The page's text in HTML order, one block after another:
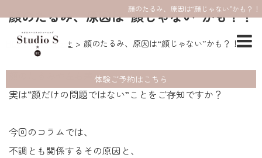
顔のたるみ、原因は“顔じゃない”かも？！
体験ご予約はこちら
顔のたるみ、原因は“顔じゃない”かも？！
HOME お知らせ 顔のたるみ、原因は“顔じゃない”かも？！
顔のたるみや左右差、
実は“顔だけの問題ではない”ことをご存知ですか？
今回のコラムでは、
不調とも関係するその原因と、